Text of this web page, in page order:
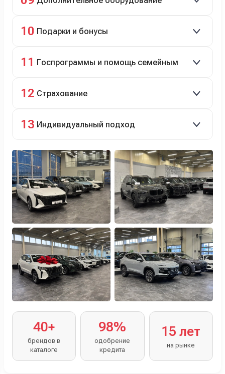
10 Подарки и бонусы
программе лояльности.
11 Госпрограммы и помощь семейным
12 Страхование
бонусами для клиентов.
13 Индивидуальный подход
оформлением.
40+
брендов в
каталоге
98%
одобрение
кредита
15 лет
на рынке